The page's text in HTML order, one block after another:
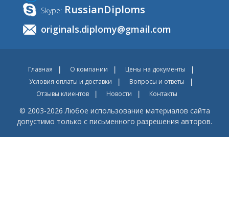
Skype: RussianDiploms
originals.diplomy@gmail.com
Главная О компании
Цены на документы
Условия оплаты и доставки
Вопросы и ответы
Отзывы клиентов
Новости Контакты
© 2003-2026 Любое использование материалов сайта
допустимо только с письменного разрешения авторов.